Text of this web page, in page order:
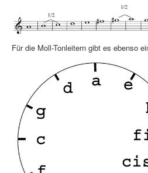
Für die Moll-Tonleitern gibt es ebenso